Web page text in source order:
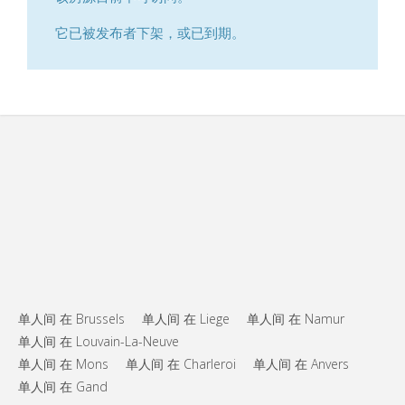
它已被发布者下架，或已到期。
单人间 在 Brussels 单人间 在 Liege
单人间 在 Namur
单人间 在 Louvain-La-Neuve
单人间 在 Mons
单人间 在 Charleroi
单人间 在 Anvers
单人间 在 Gand